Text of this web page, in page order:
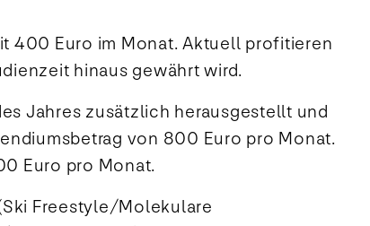
400 Euro im Monat. Aktuell profitieren
hinaus gewährt wird.
Jahres zusätzlich herausgestellt und
von 800 Euro pro Monat.
Euro pro Monat.
Freestyle/Molekulare